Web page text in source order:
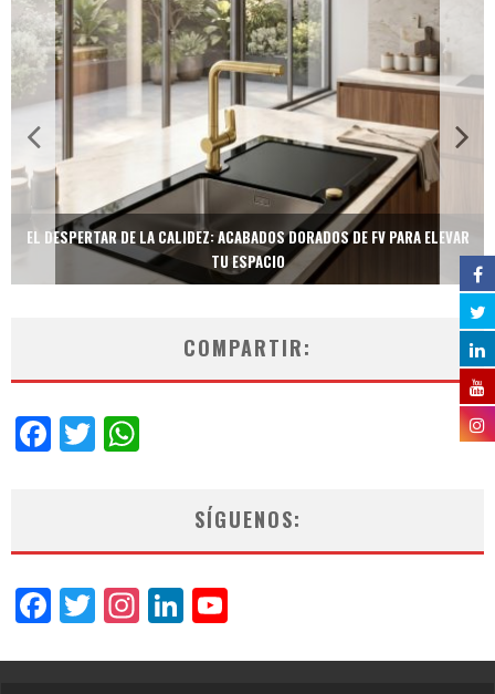
EL DESPERTAR DE LA CALIDEZ: ACABADOS DORADOS DE FV PARA ELEVAR
TU ESPACIO
COMPARTIR:
Facebook
Twitter
SÍGUENOS:
Facebook
Twitter
Instagram
LinkedIn